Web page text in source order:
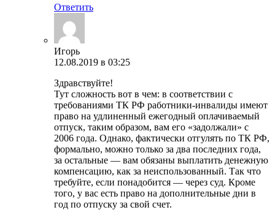
Ответить
Игорь
12.08.2019 в 03:25
Здравствуйте!
Тут сложность вот в чем: в соответствии с
требованиями ТК РФ работники-инвалиды имеют
право на удлиненный ежегодный оплачиваемый
отпуск, таким образом, вам его «задолжали» с
2006 года. Однако, фактически отгулять по ТК РФ,
формально, можно только за два последних года,
за остальные — вам обязаны выплатить денежную
компенсацию, как за неиспользованный. Так что
требуйте, если понадобится — через суд. Кроме
того, у вас есть право на дополнительные дни в
год по отпуску за свой счет.